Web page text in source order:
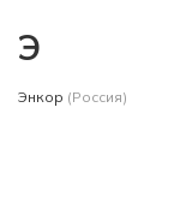
Э
Энкор (Россия)